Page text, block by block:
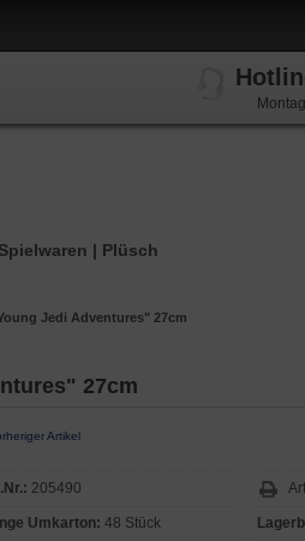
| Plüsch
Jedi Adventures" 27cm
27cm
Artikel
205490
Umkarton: 48 Stück